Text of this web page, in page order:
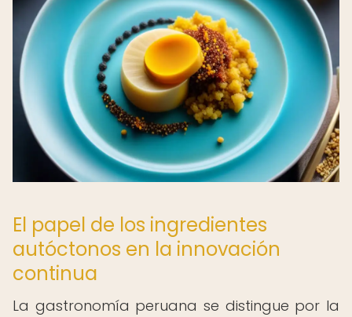
El papel de los ingredientes
autóctonos en la innovación
continua
La gastronomía peruana se distingue por la